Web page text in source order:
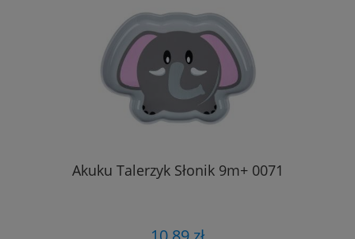
Akuku Talerzyk Słonik 9m+ 0071